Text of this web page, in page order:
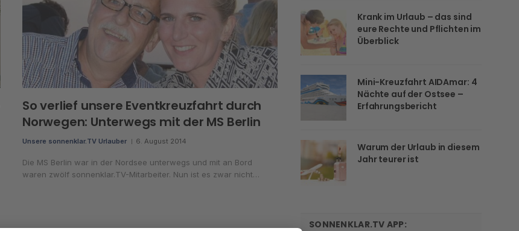
So verlief unsere Eventkreuzfahrt durch
Norwegen: Unterwegs mit der MS Berlin
Unsere sonnenklar.TV Urlauber 6. August 2014
Die MS Berlin war in der Nordsee unterwegs und mit an Bord
waren zwölf sonnenklar.TV-Mitarbeiter. Nun ist es zwar nicht…
Krank im Urlaub – das sind
eure Rechte und Pflichten im
Überblick
Mini-Kreuzfahrt AIDAmar: 4
Nächte auf der Ostsee –
Erfahrungsbericht
Warum der Urlaub in diesem
Jahr teurer ist
SONNENKLAR.TV APP: